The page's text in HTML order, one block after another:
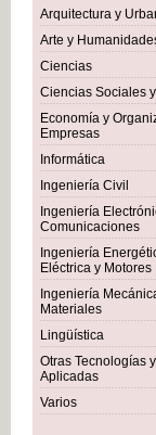
Arquitectura y
Arte y
Ciencias
Ciencias Sociales
Economía y
Empresas
Informática
Ingeniería Civil
Ingeniería
Comunicaciones
Ingeniería
Eléctrica y Motores
Ingeniería
Materiales
Lingüística
Otras Tecnologías
Aplicadas
Varios